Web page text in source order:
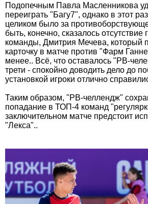
Подопечным Павла Масленникова
переиграть "Багу7", однако в этот
целиком было за
быть, конечно, сказалось отсутствие
команды, Дмитрия Мечева, который
карточку в матче против "Фарм
менее.. Всё, что оставалось "РВ-
трети - спокойно доводить дело до
установкой игроки отлично
Таким образом, "РВ-челлендж"
попадание в ТОП-4 команд
заключительном матче предстоит
"Лекса"..